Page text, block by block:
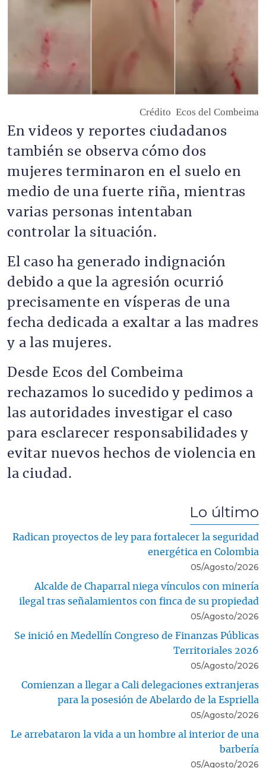
Crédito Ecos del Combeima
En videos y reportes ciudadanos
también se observa cómo dos
mujeres terminaron en el suelo en
medio de una fuerte riña, mientras
varias personas intentaban
controlar la situación.
El caso ha generado indignación
debido a que la agresión ocurrió
precisamente en vísperas de una
fecha dedicada a exaltar a las madres
y a las mujeres.
Desde Ecos del Combeima
rechazamos lo sucedido y pedimos a
las autoridades investigar el caso
para esclarecer responsabilidades y
evitar nuevos hechos de violencia en
la ciudad.
Lo último
Radican proyectos de ley para fortalecer la seguridad
energética en Colombia
05/Agosto/2026
Alcalde de Chaparral niega vínculos con minería
ilegal tras señalamientos con finca de su propiedad
05/Agosto/2026
Se inició en Medellín Congreso de Finanzas Públicas
Territoriales 2026
05/Agosto/2026
Comienzan a llegar a Cali delegaciones extranjeras
para la posesión de Abelardo de la Espriella
05/Agosto/2026
Le arrebataron la vida a un hombre al interior de una
barbería
05/Agosto/2026